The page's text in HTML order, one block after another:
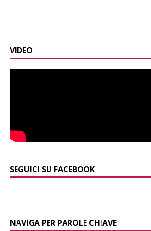
VIDEO
SEGUICI SU FACEBOOK
NAVIGA PER PAROLE CHIAVE